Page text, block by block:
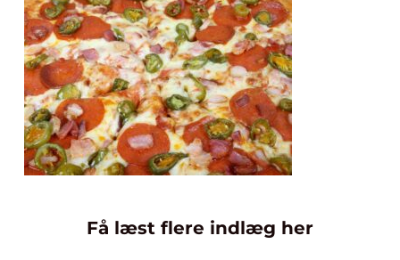
Få læst flere indlæg her